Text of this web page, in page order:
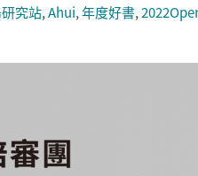
究站,Ahui,年度好書,